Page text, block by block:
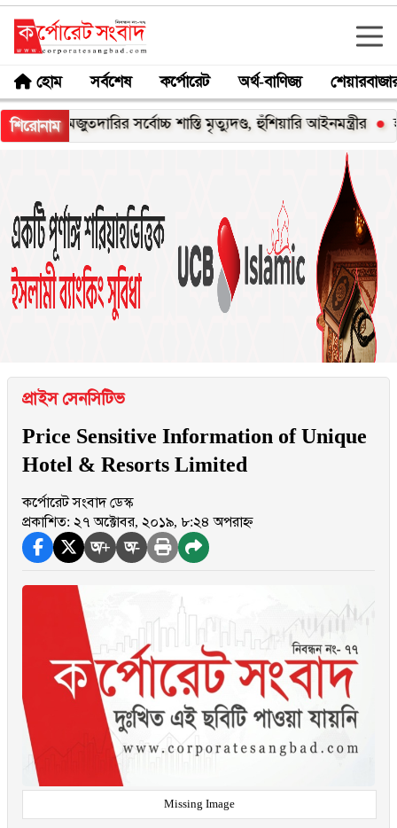
হোম সর্বশেষ কর্পোরেট অর্থ-বাণিজ্য
শিরোনাম
মজুতদারির সর্বোচ্চ শাস্তি মৃত্যুদণ্ড, হুঁশিয়ারি আইনমন্ত্রীর
প্রাইস সেনসিটিভ
Price Sensitive Information of Unique
Hotel & Resorts Limited
কর্পোরেট সংবাদ ডেস্ক
প্রকাশিত: ২৭ অক্টোবর, ২০১৯, ৮:২৪ অপরাহ্ন
অ+ অ-
Missing Image